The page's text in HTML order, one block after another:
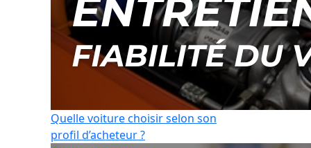
Quelle voiture choisir selon son
profil d’acheteur ?